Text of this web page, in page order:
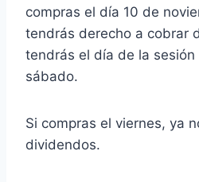
compras el día 10 de
tendrás derecho a cobrar
tendrás el día de la sesión
sábado.
Si compras el viernes, ya
dividendos.